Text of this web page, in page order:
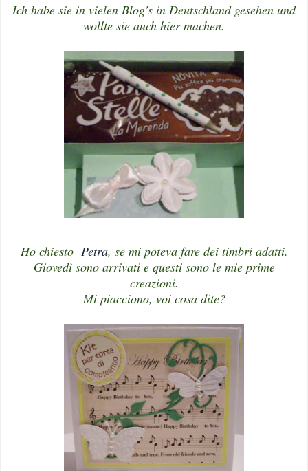
Ich habe sie in vielen Blog's in Deutschland gesehen und
wollte sie auch hier machen.
Ho chiesto Petra, se mi poteva fare dei timbri adatti.
Giovedì sono arrivati e questi sono le mie prime
creazioni.
Mi piacciono, voi cosa dite?